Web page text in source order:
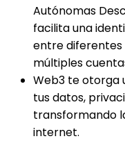
Autónomas
facilita una
entre diferentes
múltiples
Web3 te otorga
tus datos,
transformando
internet.